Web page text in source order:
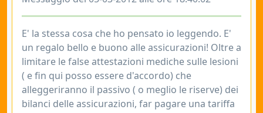
E' la stessa cosa che ho pensato io leggendo. E'
un regalo bello e buono alle assicurazioni! Oltre a
limitare le false attestazioni mediche sulle lesioni
( e fin qui posso essere d'accordo) che
alleggeriranno il passivo ( o meglio le riserve) dei
bilanci delle assicurazioni, far pagare una tariffa